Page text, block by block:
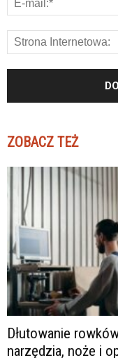
ZOBACZ TEŻ
Dłutowanie
narzędzia, noże i